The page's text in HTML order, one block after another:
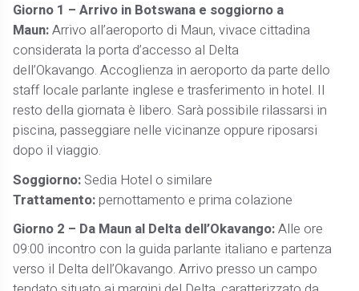
Giorno 1 – Arrivo in Botswana e soggiorno a
Maun:Arrivo all’aeroporto di Maun, vivace cittadina
considerata la porta d’accesso al Delta
dell’Okavango. Accoglienza in aeroporto da parte dello
staff locale parlante inglese e trasferimento in hotel. Il
resto della giornata è libero. Sarà possibile rilassarsi in
piscina, passeggiare nelle vicinanze oppure riposarsi
dopo il viaggio.
Soggiorno: Sedia Hotel o similare
Trattamento:pernottamento e prima colazione
Giorno 2 – Da Maun al Delta dell’Okavango:Alle ore
09:00 incontro con la guida parlante italiano e partenza
verso il Delta dell’Okavango. Arrivo presso un campo